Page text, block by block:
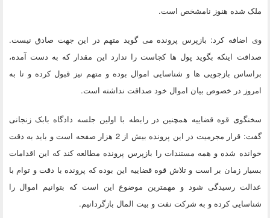
ملک شده هنوز نامشخص است.
وی اضافه کرد: بازپرس پرونده می گوید متهم در این جهت صادق نیست.
صداقت اینکه بگوید پول ها کجاست را ندارد این مقدار که به دست آمده،
براساس بازجویی ها و شناسایی اموال بوده و متهم نیز قبول کرده و تا به
امروز در خصوص بیان اموال خود صداقت نداشته است.
سخنگوی قوه قضاییه همچنین در رابطه با اولین جلسه دادگاه بابک زنجانی
گفت: قرار مجرمیت در این پرونده بیش از 2 هزار صفحه است و باید به دقت
خوانده شده و همه مستندات را بازپرس پرونده مطالعه کند که این اقدامات
بسیار زمان بر است و تلاش قوه قضاییه این بوده که پرونده با دقت و توام با
عدالت رسیدگی شود و مهمترین موضوع این است که بتوانیم اموال را
شناسایی کرده و به شرکت نفت و بیت المال بازگردانیم.